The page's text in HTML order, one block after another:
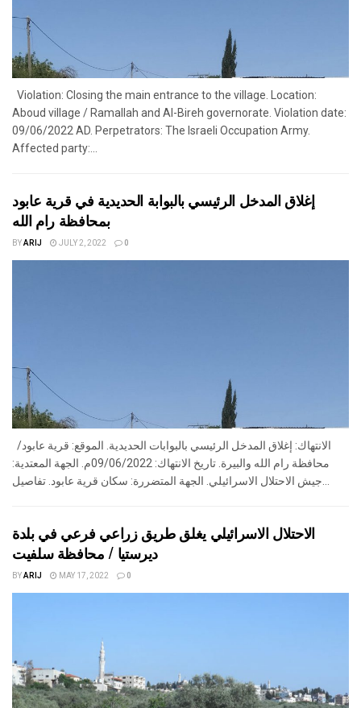
Violation: Closing the main entrance to the village. Location:
Aboud village / Ramallah and Al-Bireh governorate. Violation date:
09/06/2022 AD. Perpetrators: The Israeli Occupation Army.
Affected party:...
إغلاق المدخل الرئيسي بالبوابة الحديدية في قرية عابود
بمحافظة رام الله
BYARIJ JULY 2, 2022 0
محافظة رام الله والبيرة. تاريخ الانتهاك: 09/06/2022م. الجهة المعتدية:
الاحتلال الاسرائيلي يغلق طريق زراعي فرعي في بلدة
ديرستيا / محافظة سلفيت
BYARIJ MAY 17, 2022 0